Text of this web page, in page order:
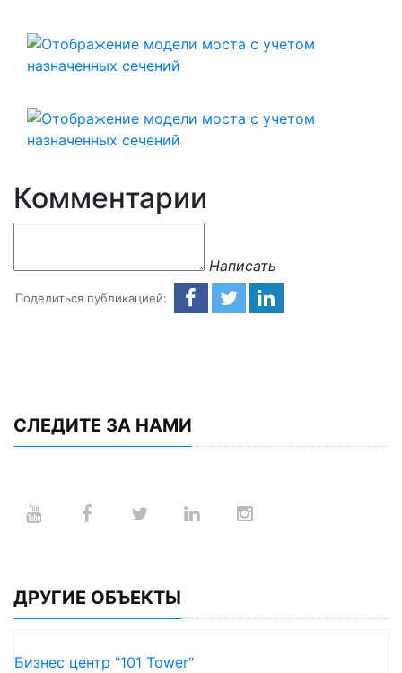
Комментарии
Написать
Поделиться публикацией:
СЛЕДИТЕ ЗА НАМИ
ДРУГИЕ ОБЪЕКТЫ
Бизнес центр "101 Tower"